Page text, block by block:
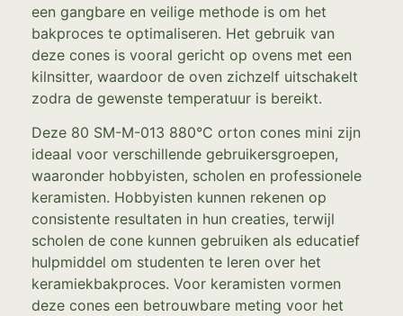
een gangbare en veilige methode is om het
bakproces te optimaliseren. Het gebruik van
deze cones is vooral gericht op ovens met een
kilnsitter, waardoor de oven zichzelf uitschakelt
zodra de gewenste temperatuur is bereikt.
Deze 80 SM-M-013 880°C orton cones mini zijn
ideaal voor verschillende gebruikersgroepen,
waaronder hobbyisten, scholen en professionele
keramisten. Hobbyisten kunnen rekenen op
consistente resultaten in hun creaties, terwijl
scholen de cone kunnen gebruiken als educatief
hulpmiddel om studenten te leren over het
keramiekbakproces. Voor keramisten vormen
deze cones een betrouwbare meting voor het